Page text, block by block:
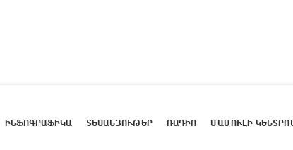
ԻՆՖՈԳՐԱՖԻԿԱ ՏԵՍԱՆՅՈՒԹԵՐ ՌԱԴԻՈ ՄԱՄՈՒԼԻ